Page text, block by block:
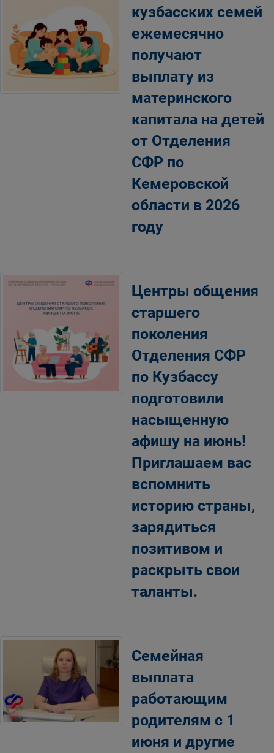
кузбасских семей
ежемесячно
получают
выплату из
материнского
капитала на детей
от Отделения
СФР по
Кемеровской
области в 2026
году
Центры общения
старшего
поколения
Отделения СФР
по Кузбассу
подготовили
насыщенную
афишу на июнь!
Приглашаем вас
вспомнить
историю страны,
зарядиться
позитивом и
раскрыть свои
таланты.
Семейная
выплата
работающим
родителям с 1
июня и другие